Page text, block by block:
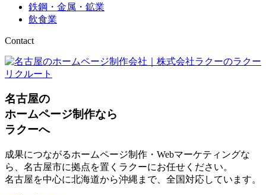
鉄鋼・金属・鉱業
飲食業
Contact
名古屋の
ホームページ制作なら
ラクーへ
成果につながるホームページ制作・Webマーケティングな
ら、名古屋市に拠点を置くラクーにお任せください。
名古屋を中心に北海道から沖縄まで、全国対応しています。